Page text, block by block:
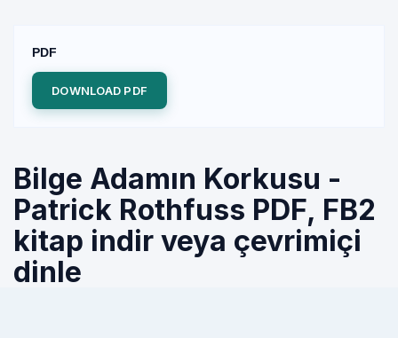
PDF
DOWNLOAD PDF
Bilge Adamın Korkusu -
Patrick Rothfuss PDF, FB2
kitap indir veya çevrimiçi
dinle